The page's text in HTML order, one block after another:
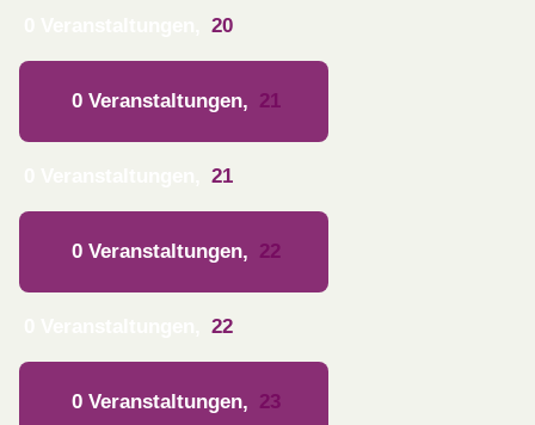
20
0 Veranstaltungen, 21
21
0 Veranstaltungen, 22
22
0 Veranstaltungen, 23